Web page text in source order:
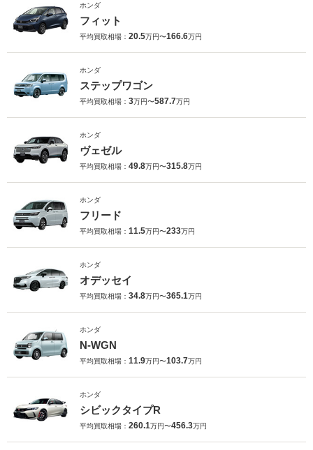
ホンダ
フィット
平均買取相場： 20.5万円〜166.6万円
ホンダ
ステップワゴン
平均買取相場： 3万円〜587.7万円
ホンダ
ヴェゼル
平均買取相場： 49.8万円〜315.8万円
ホンダ
フリード
平均買取相場： 11.5万円〜233万円
ホンダ
オデッセイ
平均買取相場： 34.8万円〜365.1万円
ホンダ
N-WGN
平均買取相場： 11.9万円〜103.7万円
ホンダ
シビックタイプR
平均買取相場： 260.1万円〜456.3万円